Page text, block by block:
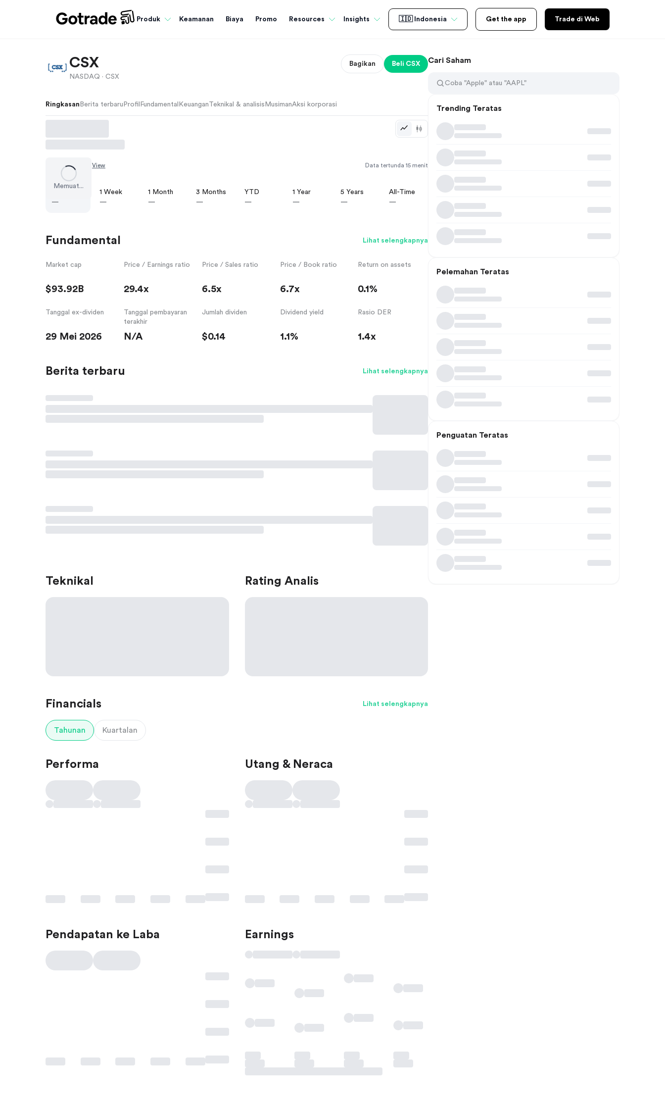
Produk Keamanan Biaya Promo Resources Insights 🇮🇩 Indonesia Get the app Trade di Web
CSX
NASDAQ · CSX
Bagikan Beli CSX
Ringkasan Berita terbaru Profil Fundamental Keuangan Teknikal & analisis MusimanAksi korporasi
Memuat...
Chart by TradingView Data tertunda 15 menit
—
1 Week
—
1 Month
—
3 Months
—
YTD
—
1 Year
—
5 Years
—
All-Time
—
Fundamental Lihat selengkapnya
Market cap
$93.92B
Price / Earnings ratio
29.4x
Price / Sales ratio
6.5x
Price / Book ratio
6.7x
Return on assets
0.1%
Tanggal ex-dividen
29 Mei 2026
Tanggal pembayaran
terakhir
N/A
Jumlah dividen
$0.14
Dividend yield
1.1%
Rasio DER
1.4x
Berita terbaru Lihat selengkapnya
Teknikal Rating Analis
Financials Lihat selengkapnya
Tahunan Kuartalan
Performa Utang & Neraca
Pendapatan ke Laba Earnings
Cari Saham
Trending Teratas
Pelemahan Teratas
Penguatan Teratas